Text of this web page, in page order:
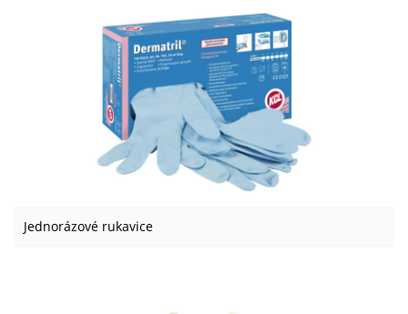
Jednorázové rukavice